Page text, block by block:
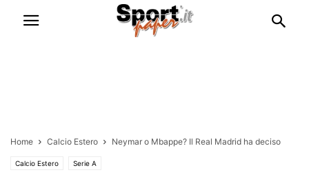
Home Calcio Estero Neymar o Mbappe? Il Real Madrid ha deciso
Calcio Estero Serie A